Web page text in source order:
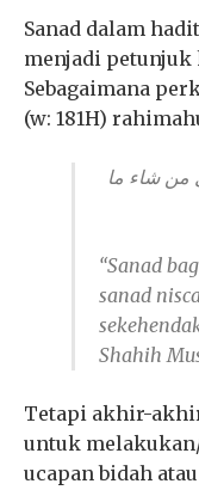
Sanad dalam
menjadi
Sebagaimana
(w: 181H)
“Sanad
sanad
Shahih
Tetapi akhir-
untuk
ucapan bidah